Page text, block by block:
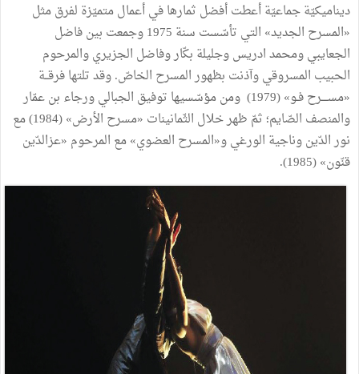
ديناميكيّةجماعيّةأعطتأفضل ثمارهافيأعمالمتميّزة لفرقمثل
«المسرح الجديد» التي تأسّست سنة 1975وجمعت بينفاضل
الجعايبيومحمدادريسوجليلة بكّاروفاضل الجزيريوالمرحوم
الحبيب المسروقيوآذنت بظهورالمسرح الخاصّ.وقدتلتهافرقــة
«مســــرحفـو»
(
1979
) ومنمؤسّسيها توفيق الجباليورجاء بنعمّار
والمنصف الصّايم؛ثمّ ظهرخلال الثّمانينات «مسرح الأرض»
(
1984
)مع
نورالدّينوناجية الورغيو«المسرح العضوي»مع المرحوم «عزالدّين
قنّون»
(
1985
).